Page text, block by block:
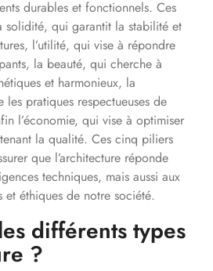
durables et fonctionnels. Ces
solidité, qui garantit la stabilité et
l’utilité, qui vise à répondre
la beauté, qui cherche à
et harmonieux, la
pratiques respectueuses de
l’économie, qui vise à optimiser
la qualité. Ces cinq piliers
que l’architecture réponde
techniques, mais aussi aux
et éthiques de notre société.
différents types
?